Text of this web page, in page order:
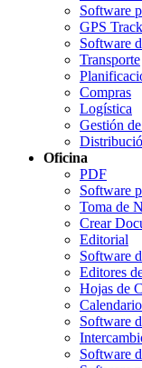
Software
GPS
Software
Transporte
Compras
Logística
Gestión
Oficina
PDF
Software
Toma de
Crear
Editorial
Software
Editores
Hojas de
Software
Software